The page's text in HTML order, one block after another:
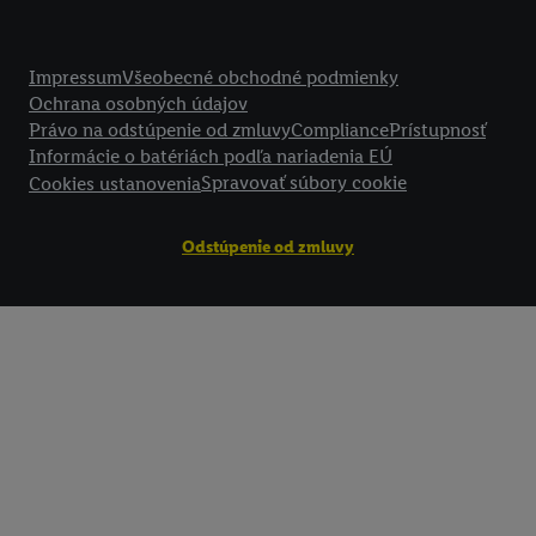
ImpressumVšeobecné obchodné podmienky
Ochrana osobných údajov
Právo na odstúpenie od zmluvyCompliancePrístupnosť
Informácie o batériách podľa nariadenia EÚ
Cookies ustanoveniaSpravovať súbory cookie
Odstúpenie od zmluvy